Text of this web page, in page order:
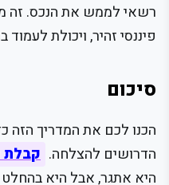
רשאי לממש את הנכס. זה
פיננסי זהיר, ויכולת
סיכום
הכנו לכם את המדריך הזה
הדרושים להצלחה. קבלת
היא אתגר, אבל היא